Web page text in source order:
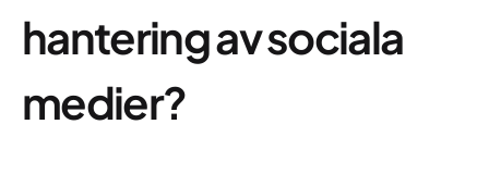
hantering av sociala
medier?